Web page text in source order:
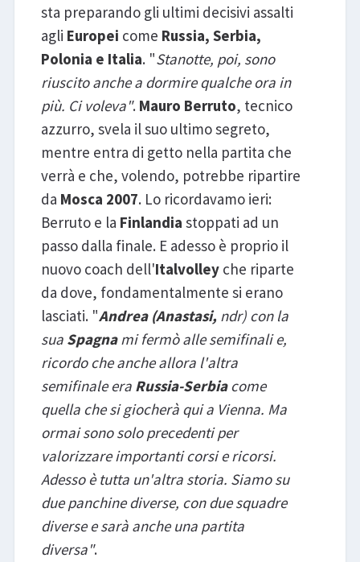
sta preparando gli ultimi decisivi assalti
agli Europei come Russia, Serbia,
Polonia e Italia. "Stanotte, poi, sono
riuscito anche a dormire qualche ora in
più. Ci voleva". Mauro Berruto, tecnico
azzurro, svela il suo ultimo segreto,
mentre entra di getto nella partita che
verrà e che, volendo, potrebbe ripartire
da Mosca 2007. Lo ricordavamo ieri:
Berruto e la Finlandia stoppati ad un
passo dalla finale. E adesso è proprio il
nuovo coach dell'Italvolley che riparte
da dove, fondamentalmente si erano
lasciati. "Andrea (Anastasi, ndr) con la
sua Spagnami fermò alle semifinali e,
ricordo che anche allora l'altra
semifinale era Russia-Serbiacome
quella che si giocherà qui a Vienna. Ma
ormai sono solo precedenti per
valorizzare importanti corsi e ricorsi.
Adesso è tutta un'altra storia. Siamo su
due panchine diverse, con due squadre
diverse e sarà anche una partita
diversa".